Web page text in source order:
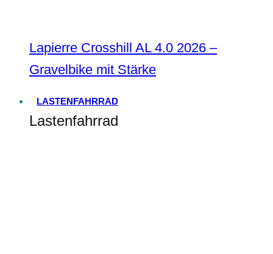
Lapierre Crosshill AL 4.0 2026 –
Gravelbike mit Stärke
LASTENFAHRRAD
Lastenfahrrad